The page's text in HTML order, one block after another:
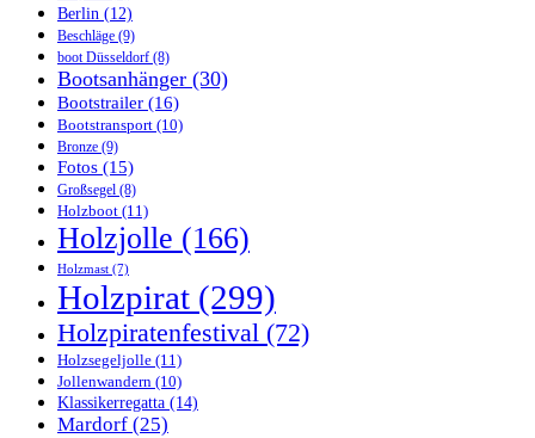
Berlin (12)
Beschläge (9)
boot Düsseldorf (8)
Bootsanhänger (30)
Bootstrailer (16)
Bootstransport (10)
Bronze (9)
Fotos (15)
Großsegel (8)
Holzboot (11)
Holzjolle (166)
Holzmast (7)
Holzpirat (299)
Holzpiratenfestival (72)
Holzsegeljolle (11)
Jollenwandern (10)
Klassikerregatta (14)
Mardorf (25)